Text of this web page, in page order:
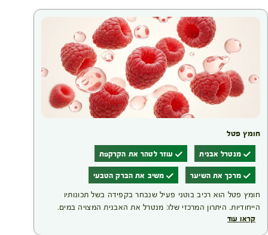
חומץ פטל
מנטרל אבנית עוזר לטהר את הקרקפת
מרכך את השיער משיב את הברק הטבעי
חומץ פטל הוא רכיב בוטני פעיל שנבחר בקפידה בשל תכונותיו
הייחודיות. היתרון המרכזי שלו: מנטרל את האבנית המצויה במים.
צביעת שיער עלולה לפגוע בו; מעטפת סיב השערה נפתחת כדי
קראו עוד